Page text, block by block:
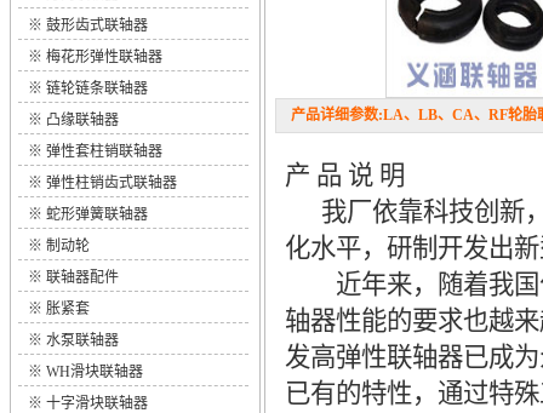
※ 鼓形齿式联轴器
※ 梅花形弹性联轴器
※ 链轮链条联轴器
※ 凸缘联轴器
※ 弹性套柱销联轴器
※ 弹性柱销齿式联轴器
※ 蛇形弹簧联轴器
※ 制动轮
※ 联轴器配件
※ 胀紧套
※ 水泵联轴器
※ WH滑块联轴器
※ 十字滑块联轴器
产品详细参数:LA、LB、CA、RF轮胎
产 品 说 明
我厂依靠科技创新
化水平，研制开发出
近年来，随着我国
轴器性能的要求也越
发高弹性联轴器已成
已有的特性，通过特